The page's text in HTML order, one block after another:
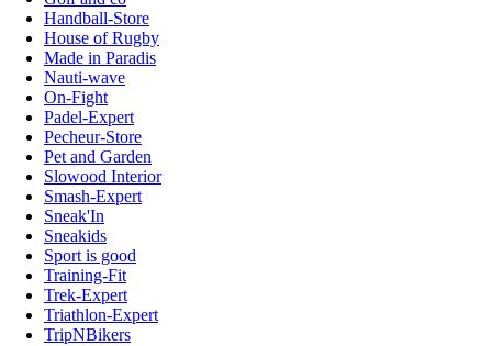
Handball-Store
House of Rugby
Made in Paradis
Nauti-wave
On-Fight
Padel-Expert
Pecheur-Store
Pet and Garden
Slowood Interior
Smash-Expert
Sneak'In
Sneakids
Sport is good
Training-Fit
Trek-Expert
Triathlon-Expert
TripNBikers